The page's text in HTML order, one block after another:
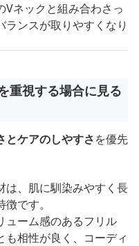
Vネックと組み合わさっ
ンスが取りやすくなり
重視する場合に見る
とケアのしやすさを優先
は、肌に馴染みやすく長
です。
ューム感のあるフリル
相性が良く、コーディ